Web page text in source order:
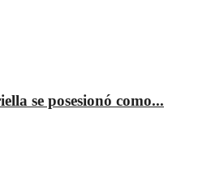
se posesionó como...